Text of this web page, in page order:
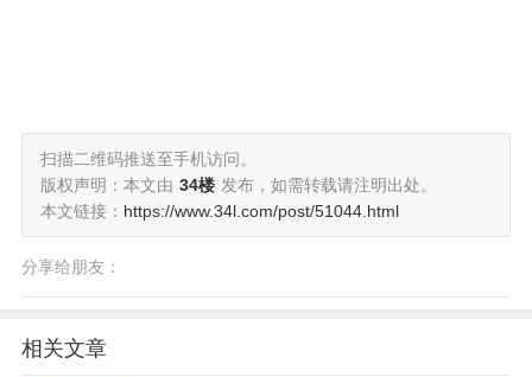
扫描二维码推送至手机访问。
版权声明：本文由 34楼 发布，如需转载请注明出处。
本文链接： https://www.34l.com/post/51044.html
分享给朋友：
相关文章